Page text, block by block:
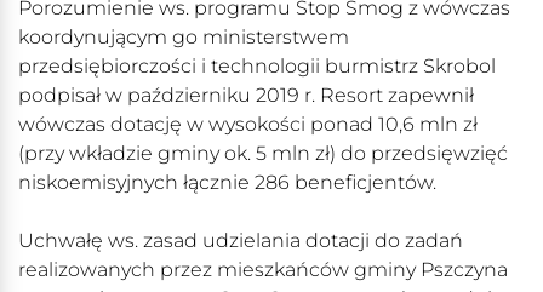
Porozumienie ws. programu Stop Smog z wówczas
koordynującym go ministerstwem
przedsiębiorczości i technologii burmistrz Skrobol
podpisał w październiku 2019 r. Resort zapewnił
wówczas dotację w wysokości ponad 10,6 mln zł
(przy wkładzie gminy ok. 5 mln zł) do przedsięwzięć
niskoemisyjnych łącznie 286 beneficjentów.
Uchwałę ws. zasad udzielania dotacji do zadań
realizowanych przez mieszkańców gminy Pszczyna